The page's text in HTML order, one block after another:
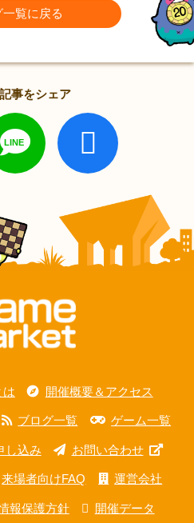
一覧に戻る
事をシェア
は 開催概要＆アクセス
ブログ一覧 ゲーム一覧
し込み お問い合わせ
来場者向けFAQ 運営会社
報保護方針 開催データ